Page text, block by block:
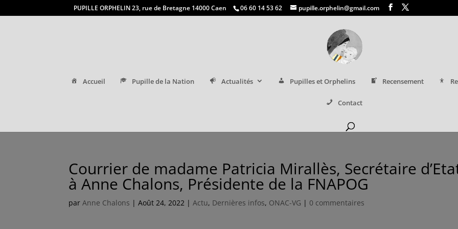
PUPILLE ORPHELIN 23, rue de Bretagne 14000 Caen 06 60 14 53 62 pupille.orphelin@gmail.com
Accueil Pupille de la Nation Actualités Pupilles et Orphelins Recensement
Contact
Courrier de madame Patricia Mirallès, Secrétaire
à Anne Chalons, Présidente de la FNAPOG
parAnne Chalons |Août 24, 2022 |Actu, Dernières infos, ONAC-VG | 0 commentaires